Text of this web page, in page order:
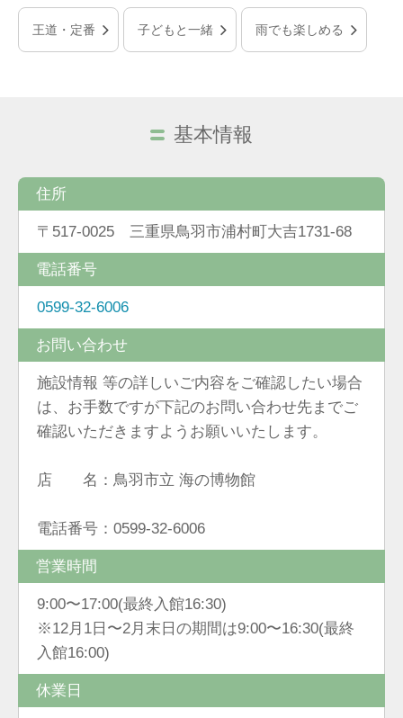
王道・定番 子どもと一緒 雨でも楽しめる
基本情報
住所
〒517-0025 三重県鳥羽市浦村町大吉1731-68
電話番号
0599-32-6006
お問い合わせ
施設情報 等の詳しいご内容をご確認したい場合
は、お手数ですが下記のお問い合わせ先までご
確認いただきますようお願いいたします。
店 名：鳥羽市立 海の博物館
電話番号：0599-32-6006
営業時間
9:00〜17:00(最終入館16:30)
※12月1日〜2月末日の期間は9:00〜16:30(最終
入館16:00)
休業日